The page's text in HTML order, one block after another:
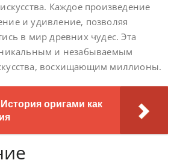
Каждое произведение
и удивление, позволяя
в мир древних чудес. Эта
и незабываемым
восхищающим миллионы.
История оригами как